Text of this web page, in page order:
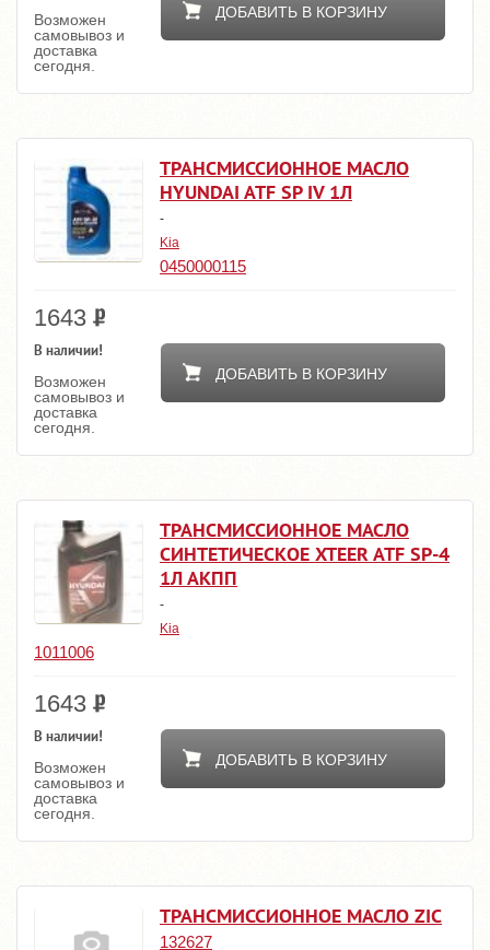
ДОБАВИТЬ В КОРЗИНУ
Возможен
самовывоз и
доставка
сегодня.
ТРАНСМИССИОННОЕ МАСЛО
HYUNDAI ATF SP IV 1Л
-
Kia
0450000115
1643
ДОБАВИТЬ В КОРЗИНУ
В наличии!
Возможен
самовывоз и
доставка
сегодня.
ТРАНСМИССИОННОЕ МАСЛО
СИНТЕТИЧЕСКОЕ XTEER ATF SP-4
1Л АКПП
-
Kia
1011006
1643
ДОБАВИТЬ В КОРЗИНУ
В наличии!
Возможен
самовывоз и
доставка
сегодня.
ТРАНСМИССИОННОЕ МАСЛО ZIC
132627